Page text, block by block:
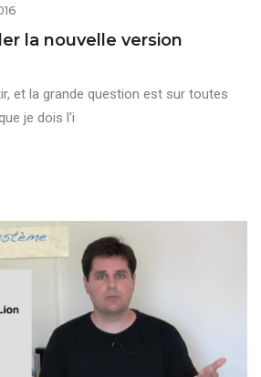
la nouvelle version
et la grande question est sur toutes
je dois l'i